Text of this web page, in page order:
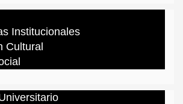
Institucionales
Cultural